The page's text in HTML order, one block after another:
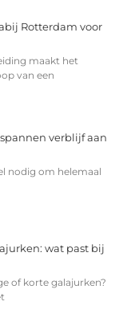
Rotterdam voor
maakt het
van een
verblijf aan
nodig om helemaal
wat past bij
of korte galajurken?